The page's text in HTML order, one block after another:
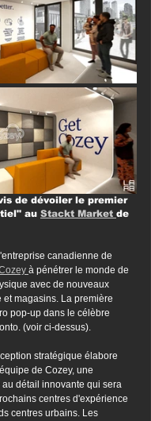
de dévoiler le premier
au Stackt Market de
canadienne de
à pénétrer le monde de
avec de nouveaux
magasins. La première
pop-up dans le célèbre
(voir ci-dessus).
stratégique élabore
de Cozey, une
détail innovante qui sera
centres d'expérience
centres urbains. Les